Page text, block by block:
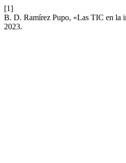
[1]
B. D. Ramírez Pupo, «Las TIC en la
2023.